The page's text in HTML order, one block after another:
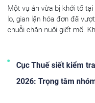
Một vụ án vừa bị khởi tố
lo, gian lận hóa đơn đã
chuỗi chăn nuôi giết mổ.
Cục Thuế siết kiểm
2026: Trọng tâm